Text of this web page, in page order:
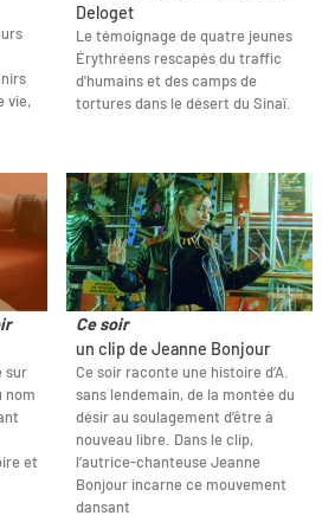
vie,
Deloget
Le témoignage de quatre jeunes
Érythréens rescapés du traffic
d'humains et des camps de
tortures dans le désert du Sinaï.
sur
nom
et
Ce soir
un clip de Jeanne Bonjour
Ce soir raconte une histoire d’A.
sans lendemain, de la montée du
désir au soulagement d’être à
nouveau libre. Dans le clip,
l’autrice-chanteuse Jeanne
Bonjour incarne ce mouvement
dansant